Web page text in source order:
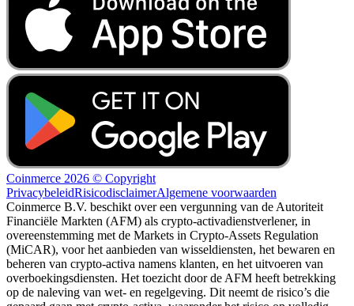
Coinmerce 2026 © Copyright
PrivacybeleidRisicodisclaimerAlgemene voorwaarden
Coinmerce B.V. beschikt over een vergunning van de Autoriteit
Financiële Markten (AFM) als crypto-activadienstverlener, in
overeenstemming met de Markets in Crypto-Assets Regulation
(MiCAR), voor het aanbieden van wisseldiensten, het bewaren en
beheren van crypto-activa namens klanten, en het uitvoeren van
overboekingsdiensten. Het toezicht door de AFM heeft betrekking
op de naleving van wet- en regelgeving. Dit neemt de risico’s die